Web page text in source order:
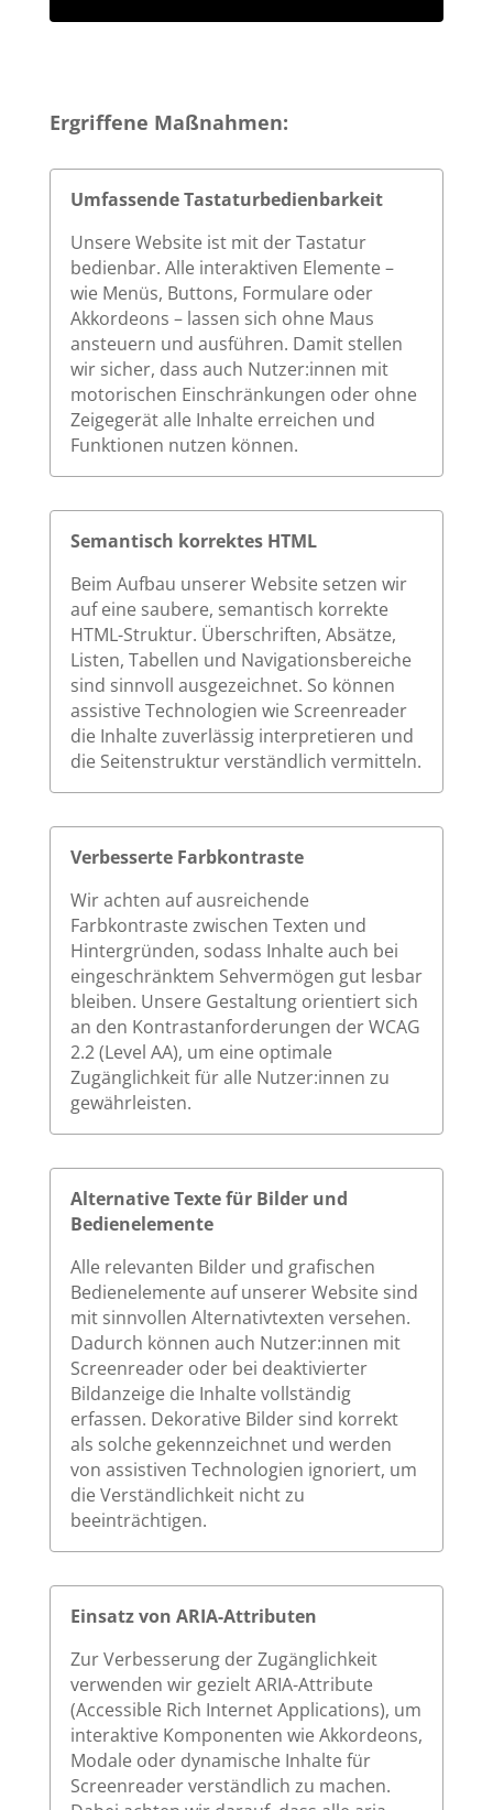
Ergriffene Maßnahmen:
Umfassende Tastaturbedienbarkeit
Unsere Website ist mit der Tastatur
bedienbar. Alle interaktiven Elemente –
wie Menüs, Buttons, Formulare oder
Akkordeons – lassen sich ohne Maus
ansteuern und ausführen. Damit stellen
wir sicher, dass auch Nutzer:innen mit
motorischen Einschränkungen oder ohne
Zeigegerät alle Inhalte erreichen und
Funktionen nutzen können.
Semantisch korrektes HTML
Beim Aufbau unserer Website setzen wir
auf eine saubere, semantisch korrekte
HTML-Struktur. Überschriften, Absätze,
Listen, Tabellen und Navigationsbereiche
sind sinnvoll ausgezeichnet. So können
assistive Technologien wie Screenreader
die Inhalte zuverlässig interpretieren und
die Seitenstruktur verständlich vermitteln.
Verbesserte Farbkontraste
Wir achten auf ausreichende
Farbkontraste zwischen Texten und
Hintergründen, sodass Inhalte auch bei
eingeschränktem Sehvermögen gut lesbar
bleiben. Unsere Gestaltung orientiert sich
an den Kontrastanforderungen der WCAG
2.2 (Level AA), um eine optimale
Zugänglichkeit für alle Nutzer:innen zu
gewährleisten.
Alternative Texte für Bilder und
Bedienelemente
Alle relevanten Bilder und grafischen
Bedienelemente auf unserer Website sind
mit sinnvollen Alternativtexten versehen.
Dadurch können auch Nutzer:innen mit
Screenreader oder bei deaktivierter
Bildanzeige die Inhalte vollständig
erfassen. Dekorative Bilder sind korrekt
als solche gekennzeichnet und werden
von assistiven Technologien ignoriert, um
die Verständlichkeit nicht zu
beeinträchtigen.
Einsatz von ARIA-Attributen
Zur Verbesserung der Zugänglichkeit
verwenden wir gezielt ARIA-Attribute
(Accessible Rich Internet Applications), um
interaktive Komponenten wie Akkordeons,
Modale oder dynamische Inhalte für
Screenreader verständlich zu machen.